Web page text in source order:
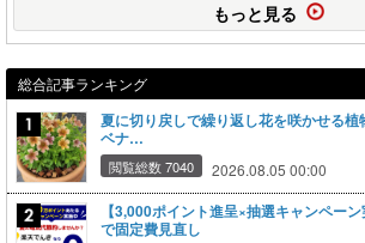
もっと見る
総合記事ランキング
夏に切り戻しで繰り返し花を咲かせる
ベナ…
閲覧総数 7040 2026.08.05 00:00
【3,000ポイント進呈×抽選キャンペー
で固定費見直し